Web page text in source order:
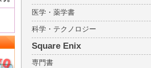
医学・薬学書
科学・テクノロジー
Square Enix
専門書